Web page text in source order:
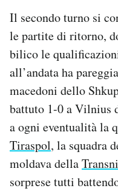
Il secondo turno si
le partite di ritorno,
bilico le
all’andata ha
macedoni dello
battuto 1-0 a Vilnius
a ogni eventualità la
Tiraspol, la squadra
moldava della
sorprese tutti